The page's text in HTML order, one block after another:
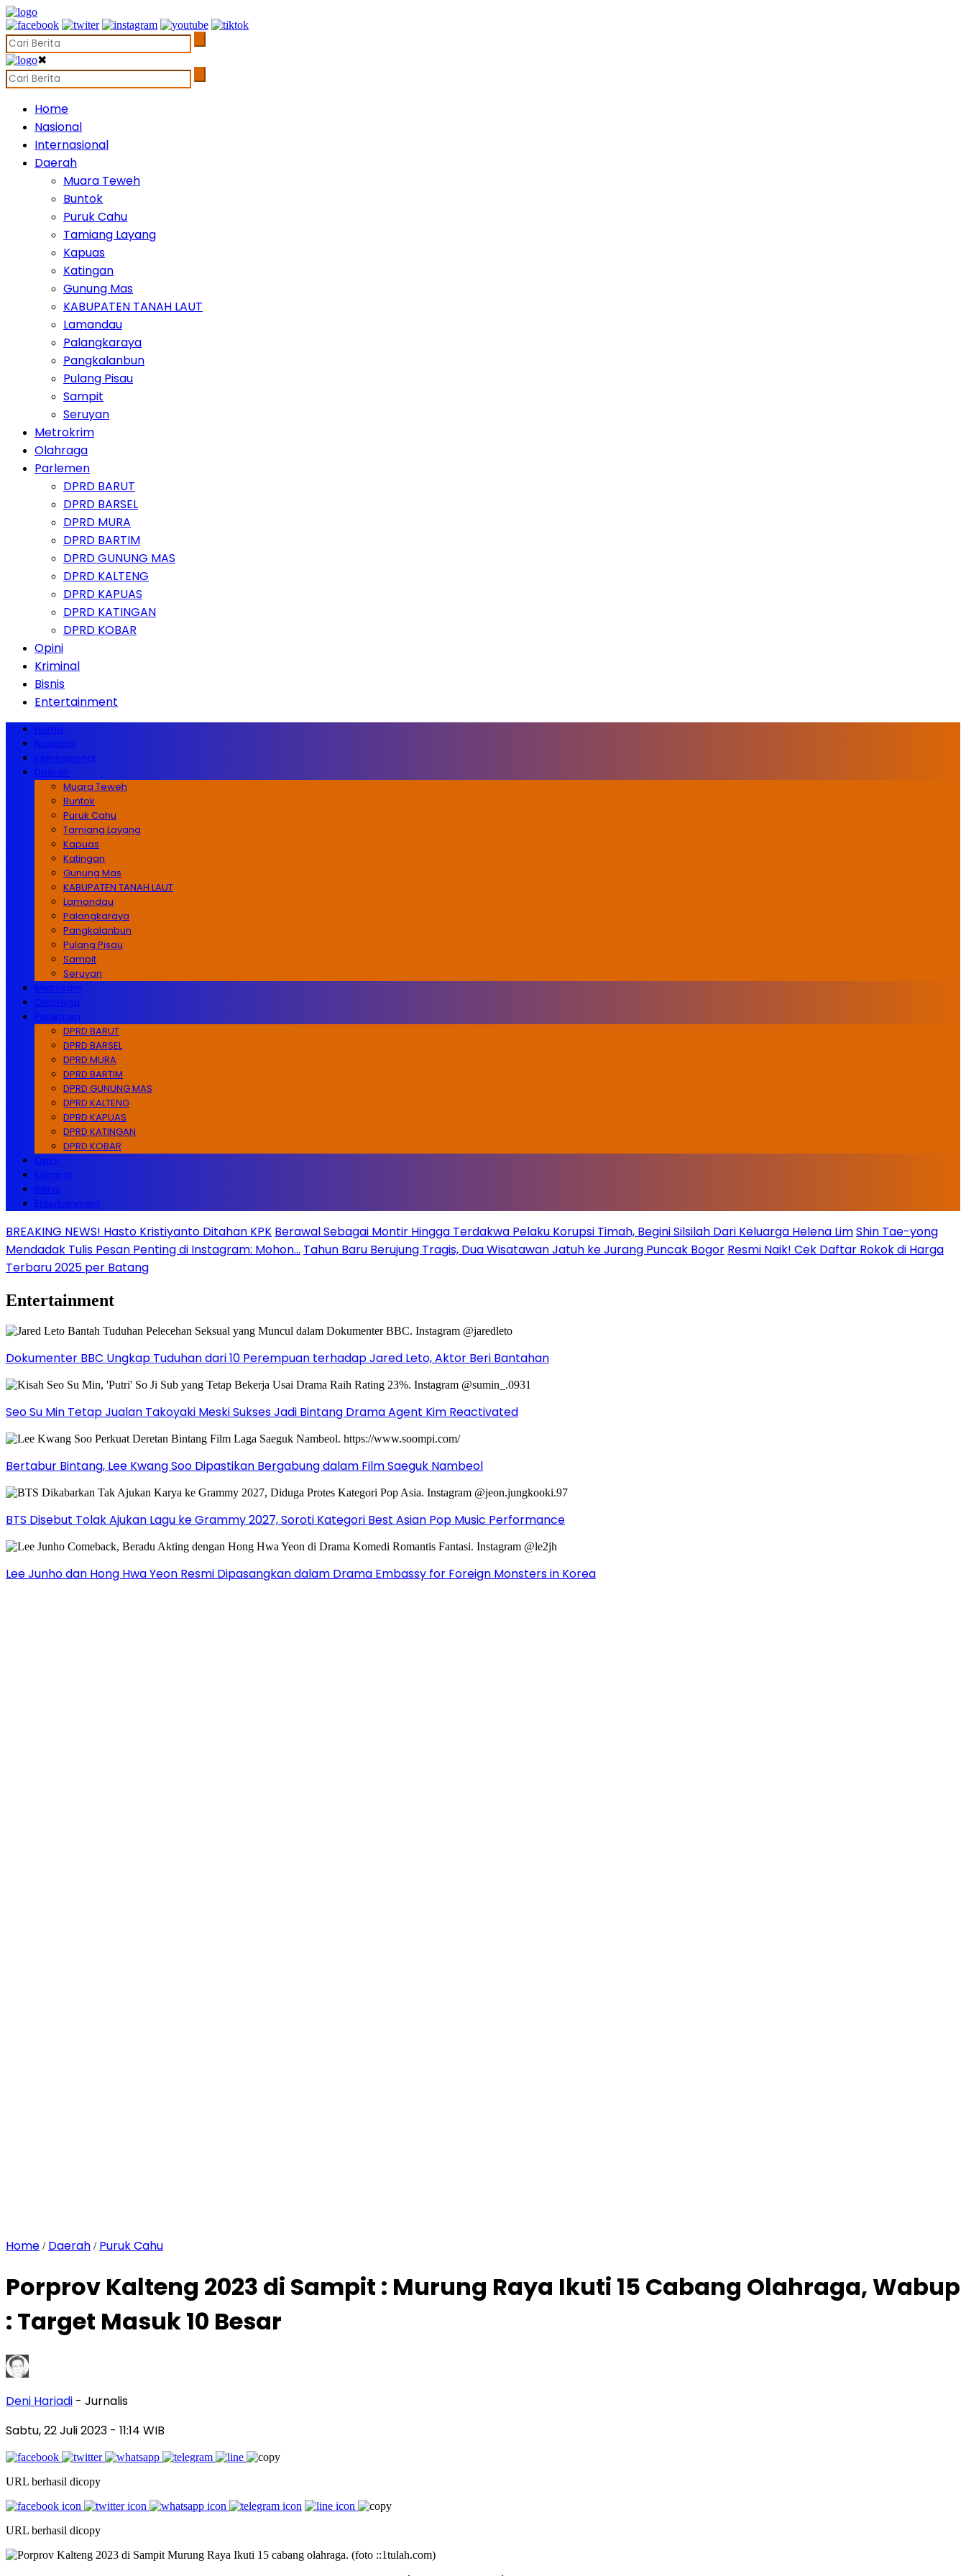
✖
Home
Nasional
Internasional
Daerah
Muara Teweh
Buntok
Puruk Cahu
Tamiang Layang
Kapuas
Katingan
Gunung Mas
KABUPATEN TANAH LAUT
Lamandau
Palangkaraya
Pangkalanbun
Pulang Pisau
Sampit
Seruyan
Metrokrim
Olahraga
Parlemen
DPRD BARUT
DPRD BARSEL
DPRD MURA
DPRD BARTIM
DPRD GUNUNG MAS
DPRD KALTENG
DPRD KAPUAS
DPRD KATINGAN
DPRD KOBAR
Opini
Kriminal
Bisnis
Entertainment
Home
Nasional
Internasional
Daerah
Muara Teweh
Buntok
Puruk Cahu
Tamiang Layang
Kapuas
Katingan
Gunung Mas
KABUPATEN TANAH LAUT
Lamandau
Palangkaraya
Pangkalanbun
Pulang Pisau
Sampit
Seruyan
Metrokrim
Olahraga
Parlemen
DPRD BARUT
DPRD BARSEL
DPRD MURA
DPRD BARTIM
DPRD GUNUNG MAS
DPRD KALTENG
DPRD KAPUAS
DPRD KATINGAN
DPRD KOBAR
Opini
Kriminal
Bisnis
Entertainment
BREAKING NEWS! Hasto Kristiyanto Ditahan KPK Berawal Sebagai Montir Hingga Terdakwa Pelaku Korupsi Timah, Begini Silsilah Dari Keluarga Helena LimShin Tae-yong
Mendadak Tulis Pesan Penting di Instagram: Mohon… Tahun Baru Berujung Tragis, Dua Wisatawan Jatuh ke Jurang Puncak Bogor Resmi Naik! Cek Daftar Rokok di Harga
Terbaru 2025 per Batang
Entertainment
Dokumenter BBC Ungkap Tuduhan dari 10 Perempuan terhadap Jared Leto, Aktor Beri Bantahan
Seo Su Min Tetap Jualan Takoyaki Meski Sukses Jadi Bintang Drama Agent Kim Reactivated
Bertabur Bintang, Lee Kwang Soo Dipastikan Bergabung dalam Film Saeguk Nambeol
BTS Disebut Tolak Ajukan Lagu ke Grammy 2027, Soroti Kategori Best Asian Pop Music Performance
Lee Junho dan Hong Hwa Yeon Resmi Dipasangkan dalam Drama Embassy for Foreign Monsters in Korea
Home / Daerah / Puruk Cahu
Porprov Kalteng 2023 di Sampit : Murung Raya Ikuti 15 Cabang Olahraga, Wabup
: Target Masuk 10 Besar
Deni Hariadi - Jurnalis
Sabtu, 22 Juli 2023 - 11:14 WIB
URL berhasil dicopy
URL berhasil dicopy